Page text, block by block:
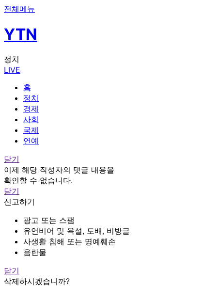
전체메뉴
YTN
정치
LIVE
홈
정치
경제
사회
국제
연예
닫기
이제 해당 작성자의 댓글 내용을
확인할 수 없습니다.
닫기
신고하기
광고 또는 스팸
유언비어 및 욕설, 도배, 비방글
사생활 침해 또는 명예훼손
음란물
닫기
삭제하시겠습니까?